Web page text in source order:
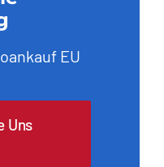
EU
Uns